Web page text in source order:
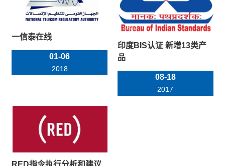
一信泰在线
01-06
2018
印度BIS认证 新增13类产
品
08-18
2017
RED指令执行分析和建议